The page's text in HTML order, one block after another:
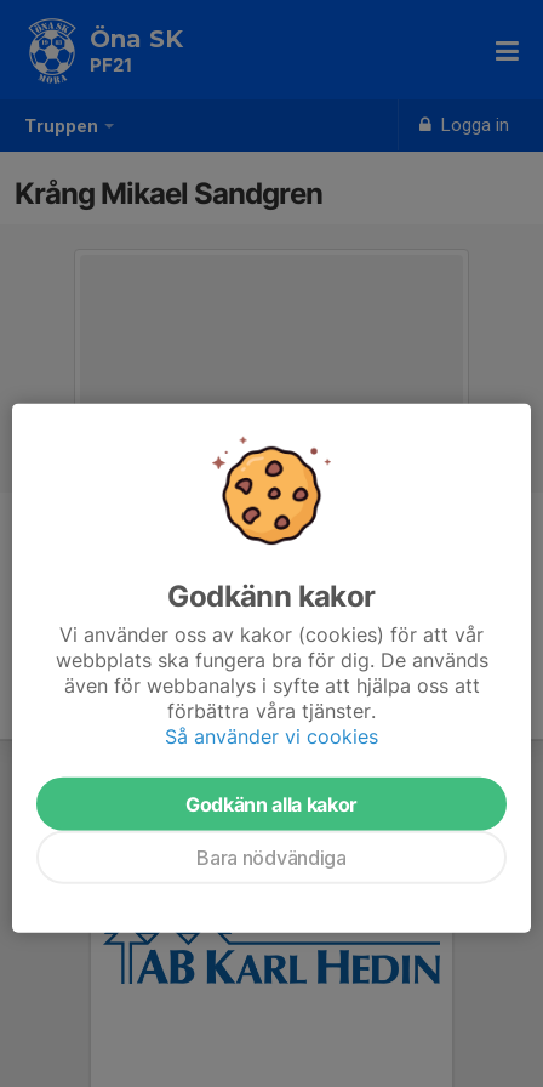
Truppen Logga in
Öna SK
PF21
Krång Mikael Sandgren
Lagledare
Godkänn kakor
Vi använder oss av kakor (cookies) för att vår
webbplats ska fungera bra för dig. De används
även för webbanalys i syfte att hjälpa oss att
förbättra våra tjänster.
Så använder vi cookies
Godkänn alla kakor
Bara nödvändiga